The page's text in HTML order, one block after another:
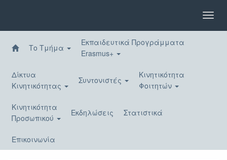
περιεχόμενο
Το Τμήμα
Εκπαιδευτικά Προγράμματα
Erasmus+
Δίκτυα
Κινητικότητας
Συντονιστές
Κινητικότητα
Φοιτητών
Κινητικότητα
Προσωπικού
Εκδηλώσεις Στατιστικά
Επικοινωνία